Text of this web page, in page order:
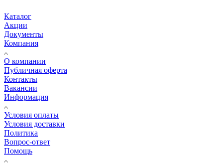
Каталог
Акции
Документы
Компания
О компании
Публичная оферта
Контакты
Вакансии
Информация
Условия оплаты
Условия доставки
Политика
Вопрос-ответ
Помощь